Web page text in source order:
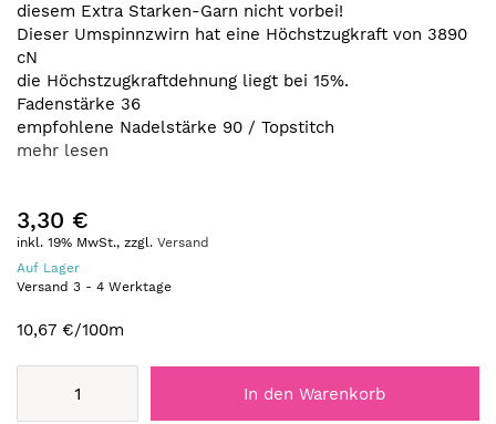
diesem Extra Starken-Garn nicht vorbei!
Dieser Umspinnzwirn hat eine Höchstzugkraft von 3890
cN
die Höchstzugkraftdehnung liegt bei 15%.
Fadenstärke 36
empfohlene Nadelstärke 90 / Topstitch
mehr lesen
3,30 €
inkl. 19% MwSt., zzgl. Versand
Auf Lager
Versand 3 - 4 Werktage
10,67 €/100m
In den Warenkorb